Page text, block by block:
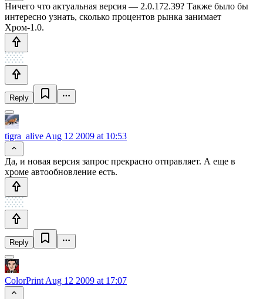
Ничего что актуальная версия — 2.0.172.39? Также было бы
интересно узнать, сколько процентов рынка занимает
Хром-1.0.
Reply
tigra_alive Aug 12 2009 at 10:53
Да, и новая версия запрос прекрасно отправляет. А еще в
хроме автообновление есть.
Reply
ColorPrint Aug 12 2009 at 17:07